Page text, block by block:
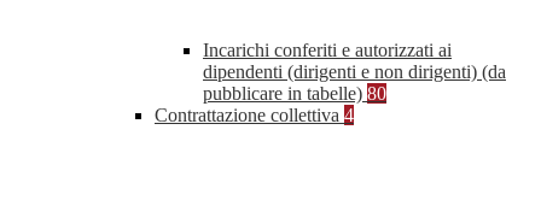
Incarichi conferiti e autorizzati ai
dipendenti (dirigenti e non dirigenti) (da
pubblicare in tabelle) 80
Contrattazione collettiva 4